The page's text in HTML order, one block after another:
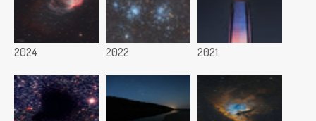
2024 2022 2021